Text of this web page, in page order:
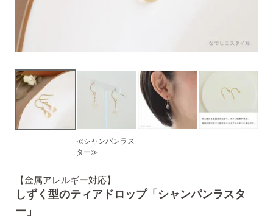
スタッドピアス
揺れるスタッドピアス
≪シャンパンラス
ター≫
【金属アレルギー対応】
しずく型のティアドロップ「シャンパンラスタ
ー」